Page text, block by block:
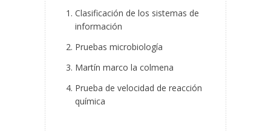
Clasificación de los sistemas de
información
Pruebas microbiología
Martín marco la colmena
Prueba de velocidad de reacción
química